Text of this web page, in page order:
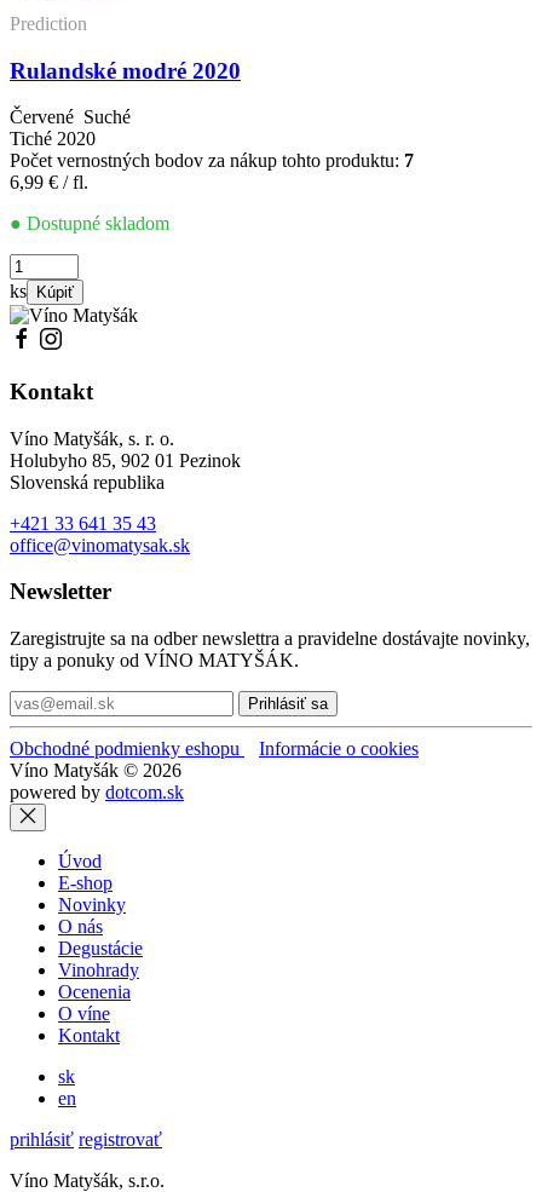
Prediction
Rulandské modré 2020
Červené Suché
Tiché 2020
Počet vernostných bodov za nákup tohto produktu: 7
6,99 € / fl.
● Dostupné skladom
množstvo
Rulandské
modré
2020
ks Kúpiť
Kontakt
Víno Matyšák, s. r. o.
Holubyho 85, 902 01 Pezinok
Slovenská republika
+421 33 641 35 43
office@vinomatysak.sk
Newsletter
Zaregistrujte sa na odber newslettra a pravidelne dostávajte novinky,
tipy a ponuky od VÍNO MATYŠÁK.
Prihlásiť sa
Obchodné podmienky eshopu
Informácie o cookies
Víno Matyšák © 2026
powered by dotcom.sk
Úvod
E-shop
Novinky
O nás
Degustácie
Vinohrady
Ocenenia
O víne
Kontakt
sk
en
prihlásiť registrovať
Víno Matyšák, s.r.o.